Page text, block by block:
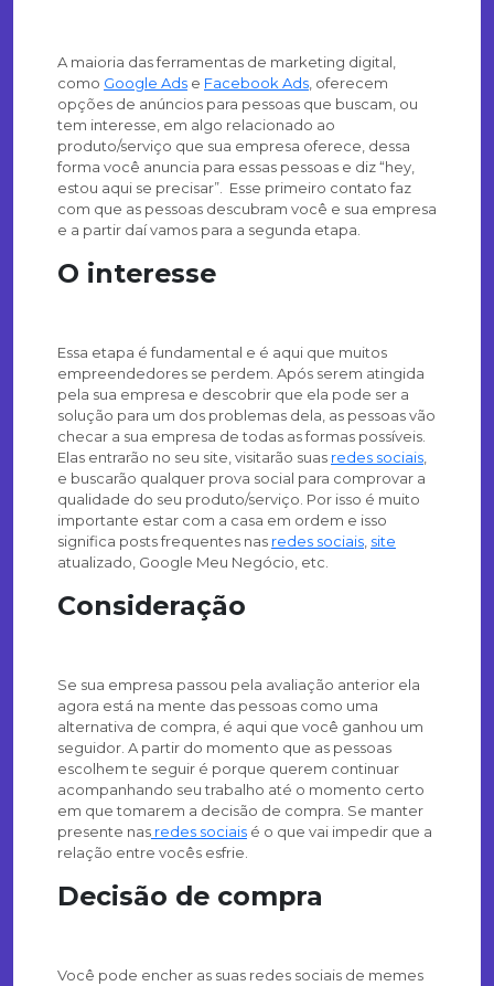
A maioria das ferramentas de marketing digital,
como Google Ads e Facebook Ads , oferecem
opções de anúncios para pessoas que buscam, ou
tem interesse, em algo relacionado ao
produto/serviço que sua empresa oferece, dessa
forma você anuncia para essas pessoas e diz “hey,
estou aqui se precisar”. Esse primeiro contato faz
com que as pessoas descubram você e sua empresa
e a partir daí vamos para a segunda etapa.
O interesse
Essa etapa é fundamental e é aqui que muitos
empreendedores se perdem. Após serem atingida
pela sua empresa e descobrir que ela pode ser a
solução para um dos problemas dela, as pessoas vão
checar a sua empresa de todas as formas possíveis.
Elas entrarão no seu site, visitarão suas redes sociais
e buscarão qualquer prova social para comprovar a
qualidade do seu produto/serviço. Por isso é muito
importante estar com a casa em ordem e isso
significa posts frequentes nas redes sociais site
atualizado, Google Meu Negócio, etc.
Consideração
Se sua empresa passou pela avaliação anterior ela
agora está na mente das pessoas como uma
alternativa de compra, é aqui que você ganhou um
seguidor. A partir do momento que as pessoas
escolhem te seguir é porque querem continuar
acompanhando seu trabalho até o momento certo
em que tomarem a decisão de compra. Se manter
presente nas redes sociais é o que vai impedir que a
relação entre vocês esfrie.
Decisão de compra
Você pode encher as suas redes sociais de memes